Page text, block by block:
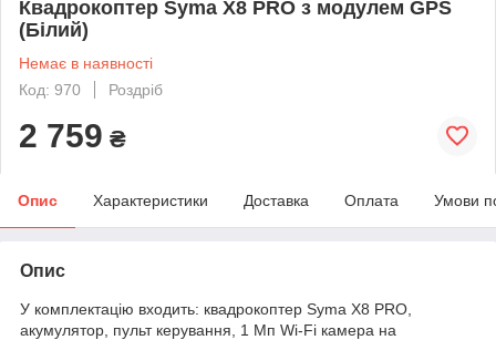
Квадрокоптер Syma X8 PRO з модулем GPS
(Білий)
Немає в наявності
Код: 970
Роздріб
2 759 ₴
Опис Характеристики Доставка Оплата Умови
Опис
У комплектацію входить: квадрокоптер Syma X8 PRO,
акумулятор, пульт керування, 1 Мп Wi-Fi камера на